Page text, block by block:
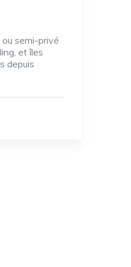
semi-privé
et îles
depuis